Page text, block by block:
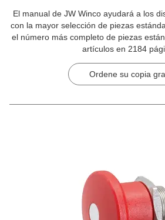
El manual de JW Winco ayudará a los
con la mayor selección de piezas
el número más completo de piezas
artículos en 2184
Ordene su copia